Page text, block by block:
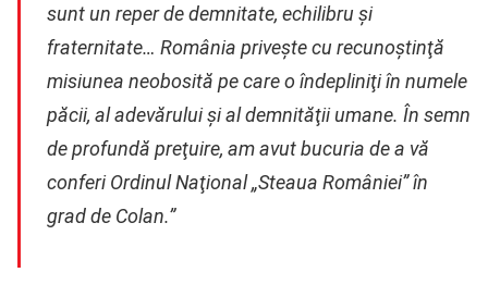
sunt un reper de demnitate, echilibru şi
fraternitate… România priveşte cu recunoştinţă
misiunea neobosită pe care o îndepliniţi în numele
păcii, al adevărului şi al demnităţii umane. În semn
de profundă preţuire, am avut bucuria de a vă
conferi Ordinul Naţional „Steaua României” în
grad de Colan.”